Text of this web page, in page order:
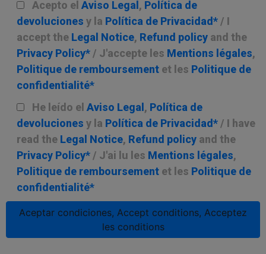
Acepto el Aviso Legal , Política de
devoluciones y la Política de Privacidad* / I
accept the Legal Notice, Refund policy and the
Privacy Policy* / J'accepte les Mentions légales,
Politique de remboursement et les Politique de
confidentialité*
He leído el Aviso Legal , Política de
devoluciones y la Política de Privacidad* / I have
read the Legal Notice, Refund policy and the
Privacy Policy* / J'ai lu les Mentions légales,
Politique de remboursement et les Politique de
confidentialité*
Aceptar condiciones, Accept conditions, Acceptez
les conditions